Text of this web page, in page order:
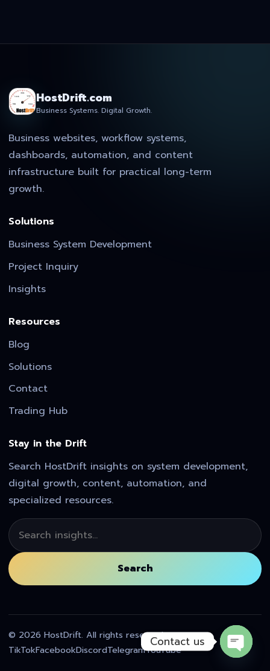
HostDrift.com
Business Systems. Digital Growth.
Business websites, workflow systems,
dashboards, automation, and content
infrastructure built for practical long-term
growth.
Solutions
Business System Development
Project Inquiry
Insights
Resources
Blog
Solutions
Contact
Trading Hub
Stay in the Drift
Search HostDrift insights on system development,
digital growth, content, automation, and
specialized resources.
Search
Search
© 2026 HostDrift. All rights reserved.
TikTokFacebookDiscordTelegramYouTube
Contact us